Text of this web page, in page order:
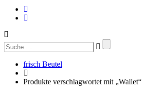
Suchen
nach:
frisch Beutel
Produkte verschlagwortet mit „Wallet“